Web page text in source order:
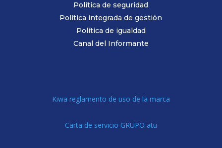
Política de seguridad
Política integrada de gestión
Política de igualdad
Canal del Informante
Kiwa reglamento de uso de la marca
Carta de servicio GRUPO atu